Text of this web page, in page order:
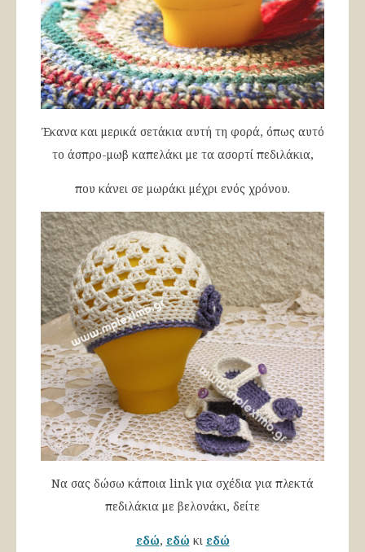
Έκανα και μερικά σετάκια αυτή τη φορά, όπως αυτό
το άσπρο-μωβ καπελάκι με τα ασορτί πεδιλάκια,
που κάνει σε μωράκι μέχρι ενός χρόνου.
Να σας δώσω κάποια link για σχέδια για πλεκτά
πεδιλάκια με βελονάκι, δείτε
εδώ, εδώκι εδώ